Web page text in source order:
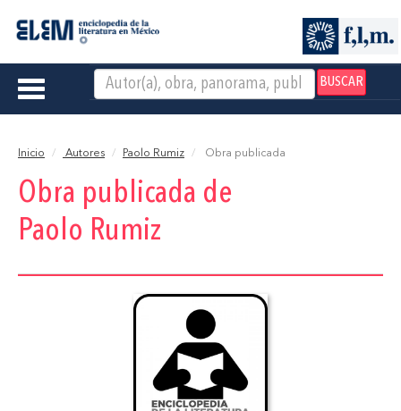
BUSCAR
Toggle
Inicio Autores Paolo Rumiz Obra publicada
Obra publicada de
Paolo Rumiz